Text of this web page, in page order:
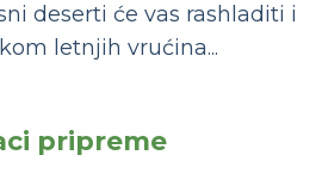
deserti će vas rashladiti i
letnjih vrućina...
pripreme